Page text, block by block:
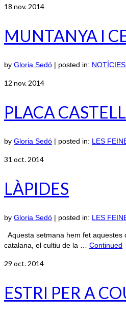
18 nov. 2014
MUNTANYA I
by Gloria Sedó | posted in:
12 nov. 2014
PLACA
by Gloria Sedó | posted in: LES
31 oct. 2014
LÀPIDES
by Gloria Sedó | posted in: LES
Aquesta setmana hem fet
catalana, el cultiu de la … Continued
29 oct. 2014
ESTRI PER A